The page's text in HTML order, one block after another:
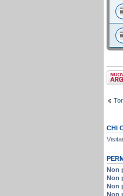
Scrivi
CHI
Non
Non
Non
Non